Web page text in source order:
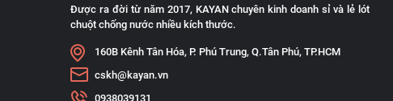
Được ra đời từ năm 2017, KAYAN chuyên kinh doanh sỉ và lẻ lót
chuột chống nước nhiều kích thước.
160B Kênh Tân Hóa, P. Phú Trung, Q.Tân Phú, TP.HCM
cskh@kayan.vn
0938039131